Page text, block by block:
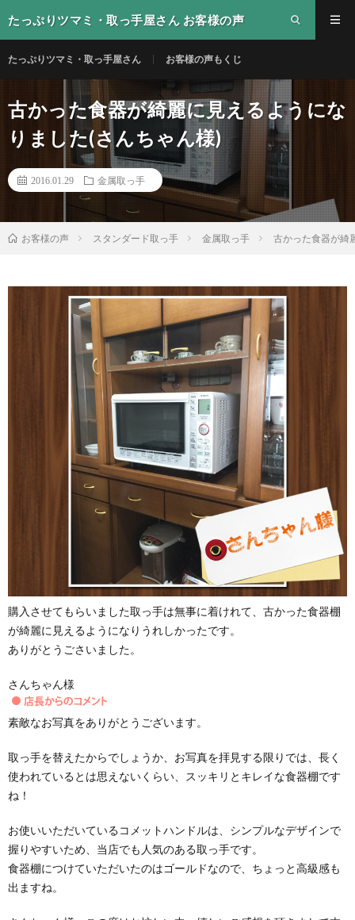
たっぷりツマミ・取っ手屋さん お客様の声
たっぷりツマミ・取っ手屋さん お客様の声もくじ
古かった食器が綺麗に見えるようにな
りました(さんちゃん様)
2016.01.29 金属取っ手
お客様の声 スタンダード取っ手 金属取っ手 古かった食器が綺
購入させてもらいました取っ手は無事に着けれて、古かった食器棚
が綺麗に見えるようになりうれしかったです。
ありがとうごさいました。
さんちゃん様
素敵なお写真をありがとうございます。
取っ手を替えたからでしょうか、お写真を拝見する限りでは、長く
使われているとは思えないくらい、スッキリとキレイな食器棚です
ね！
お使いいただいているコメットハンドルは、シンプルなデザインで
握りやすいため、当店でも人気のある取っ手です。
食器棚につけていただいたのはゴールドなので、ちょっと高級感も
出ますね。